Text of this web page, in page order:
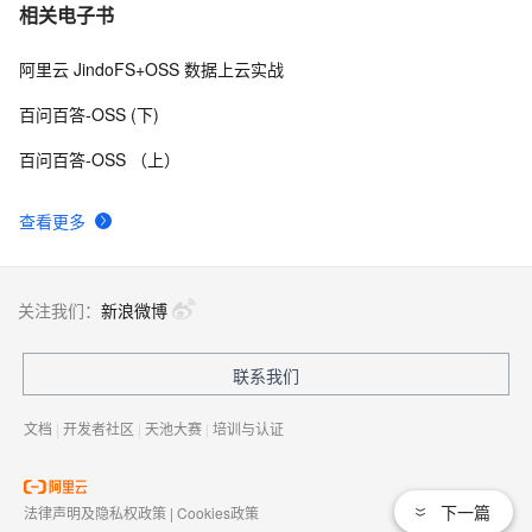
相关电子书
查看更多
阿里云 JindoFS+OSS 数据上云实战
百问百答-OSS (下)
百问百答-OSS （上）
下一篇
关注我们： 新浪微博
联系我们
文档 | 开发者社区 | 天池大赛 | 培训与认证
法律声明及隐私权政策 | Cookies政策